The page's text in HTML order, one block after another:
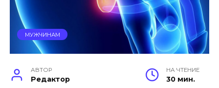
МУЖЧИНАМ
АВТОР
Редактор
НА ЧТЕНИЕ
30 мин.